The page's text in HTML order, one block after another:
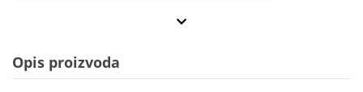
Opis proizvoda